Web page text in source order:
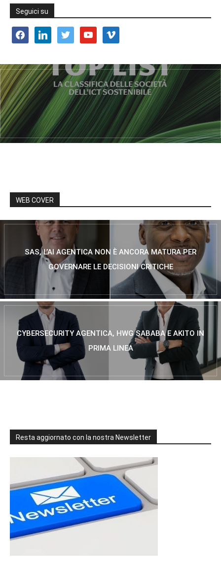
Seguici su
facebooklinkedin twitter youtube vimeo
WEB COVER
SAS, L’AI AGENTICA NON È ANCORA MATURA PER
GOVERNARE LE DECISIONI CRITICHE
CYBERSECURITY AGENTICA, HWG SABABA E AKITO IN
PRIMA LINEA
Resta aggiornato con la nostra Newsletter